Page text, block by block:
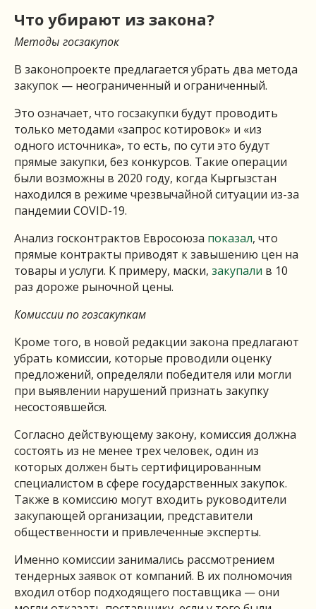
Что убирают из закона?
Методы госзакупок
В законопроекте предлагается убрать два метода
закупок — неограниченный и ограниченный.
Это означает, что госзакупки будут проводить
только методами «запрос котировок» и «из
одного источника», то есть, по сути это будут
прямые закупки, без конкурсов. Такие операции
были возможны в 2020 году, когда Кыргызстан
находился в режиме чрезвычайной ситуации из-за
пандемии COVID-19.
Анализ госконтрактов Евросоюза показал, что
прямые контракты приводят к завышению цен на
товары и услуги. К примеру, маски, закупали в 10
раз дороже рыночной цены.
Комиссии по гозсакупкам
Кроме того, в новой редакции закона предлагают
убрать комиссии, которые проводили оценку
предложений, определяли победителя или могли
при выявлении нарушений признать закупку
несостоявшейся.
Согласно действующему закону, комиссия должна
состоять из не менее трех человек, один из
которых должен быть сертифицированным
специалистом в сфере государственных закупок.
Также в комиссию могут входить руководители
закупающей организации, представители
общественности и привлеченные эксперты.
Именно комиссии занимались рассмотрением
тендерных заявок от компаний. В их полномочия
входил отбор подходящего поставщика — они